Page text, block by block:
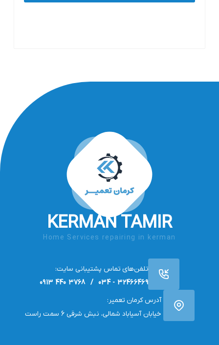
KERMAN TAMIR
Home Services repairing in kerman
تلفن‌های تماس پشتیبانی سایت:
32466469 - 034 / 3768 440 0913
آدرس کرمان تعمیر:
خیابان آسیاباد شمالی، نبش شرقی 6 سمت راست